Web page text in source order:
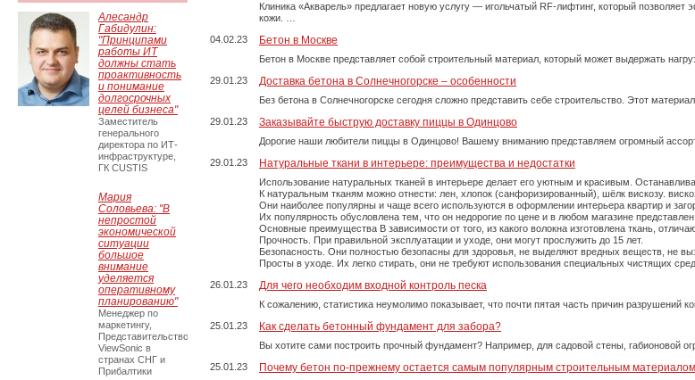
Клиника «Акварель» предлагает новую услугу — игольчатый RF-лифтинг, который
кожи. …
04.02.23
Бетон в Москве
Бетон в Москве представляет собой строительный материал, который может выдержать
29.01.23
Доставка бетона в Солнечногорске – особенности
Без бетона в Солнечногорске сегодня сложно представить себе строительство. Этот
29.01.23
Заказывайте быструю доставку пиццы в Одинцово
Дорогие наши любители пиццы в Одинцово! Вашему вниманию представляем огромный
29.01.23
Натуральные ткани в интерьере: преимущества и недостатки
Использование натуральных тканей в интерьере делает его уютным и красивым.
К натуральным тканям можно отнести: лен, хлопок (санфоризированный), шёлк вискозу.
Они наиболее популярны и чаще всего используются в оформлении интерьера квартир и
Их популярность обусловлена тем, что он недорогие по цене и в любом магазине
Основные преимущества В зависимости от того, из какого волокна изготовлена ткань,
Прочность. При правильной эксплуатации и уходе, они могут прослужить до 15 лет.
Безопасность. Они полностью безопасны для здоровья, не выделяют вредных веществ, не
Просты в уходе. Их легко стирать, они не требуют использования специальных чистящих
26.01.23
Для чего необходим входной контроль песка
К сожалению, статистика неумолимо показывает, что почти пятая часть причин разрушений
25.01.23
Как сделать бетонный фундамент для забора?
Вы хотите сами построить прочный фундамент? Например, для садовой стены, габионовой
25.01.23
Почему бетон по-прежнему остается самым популярным строительным материалом
Алесандр
Габидулин:
"Принципами
работы ИТ
должны стать
проактивность
и понимание
долгосрочных
целей бизнеса"
Заместитель
генерального
директора по ИТ-
инфраструктуре,
ГК CUSTIS
Мария
Соловьева: "В
непростой
экономической
ситуации
большое
внимание
уделяется
оперативному
планированию"
Менеджер по
маркетингу,
Представительство
ViewSonic в
странах СНГ и
Прибалтики